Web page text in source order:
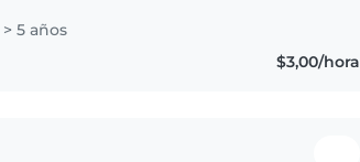
5 años
$3,00/hora